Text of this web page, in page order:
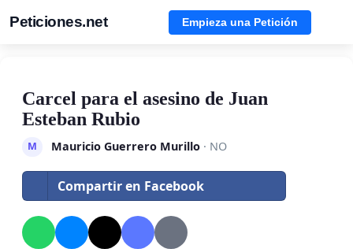
Peticiones.net Empieza una Petición
Carcel para el asesino de Juan
Esteban Rubio
M Mauricio Guerrero Murillo· NO
Compartir en Facebook